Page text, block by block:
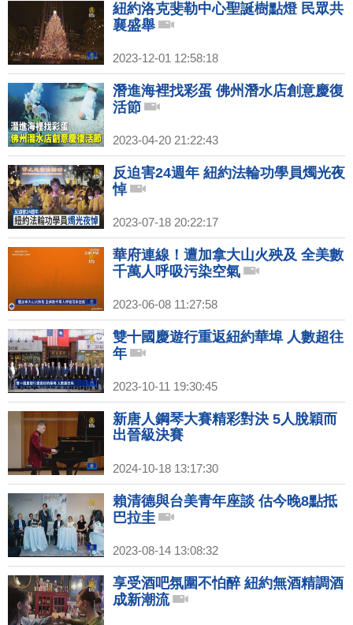
紐約洛克斐勒中心聖誕樹點燈 民眾共
襄盛舉
2023-12-01 12:58:18
潛進海裡找彩蛋 佛州潛水店創意慶復
活節
2023-04-20 21:22:43
反迫害24週年 紐約法輪功學員燭光夜
悼
2023-07-18 20:22:17
華府連線！遭加拿大山火殃及 全美數
千萬人呼吸污染空氣
2023-06-08 11:27:58
雙十國慶遊行重返紐約華埠 人數超往
年
2023-10-11 19:30:45
新唐人鋼琴大賽精彩對決 5人脫穎而
出晉級決賽
2024-10-18 13:17:30
賴清德與台美青年座談 估今晚8點抵
巴拉圭
2023-08-14 13:08:32
享受酒吧氛圍不怕醉 紐約無酒精調酒
成新潮流